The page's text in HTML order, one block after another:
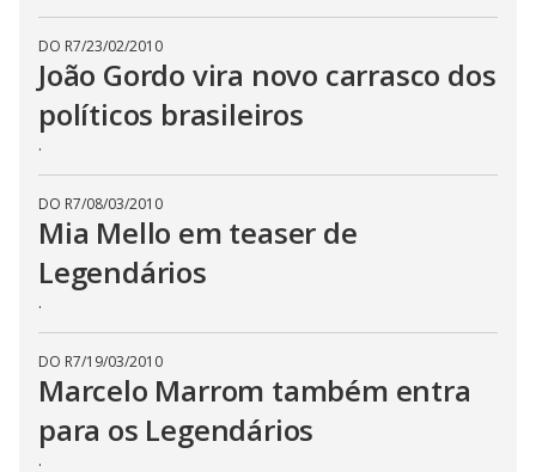
DO R7/23/02/2010
João Gordo vira novo carrasco dos
políticos brasileiros
.
DO R7/08/03/2010
Mia Mello em teaser de
Legendários
.
DO R7/19/03/2010
Marcelo Marrom também entra
para os Legendários
.